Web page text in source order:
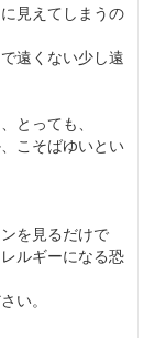
見えてしまうの
遠くない少し遠
とっても、
こそばゆいとい
を見るだけで
ルギーになる恐
い。